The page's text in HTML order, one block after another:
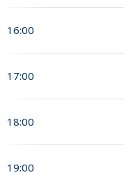
16:00
17:00
18:00
19:00